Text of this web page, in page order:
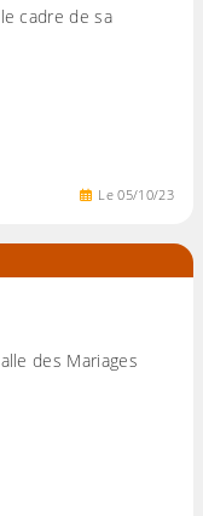
cadre de sa
Le05/10/23
des Mariages